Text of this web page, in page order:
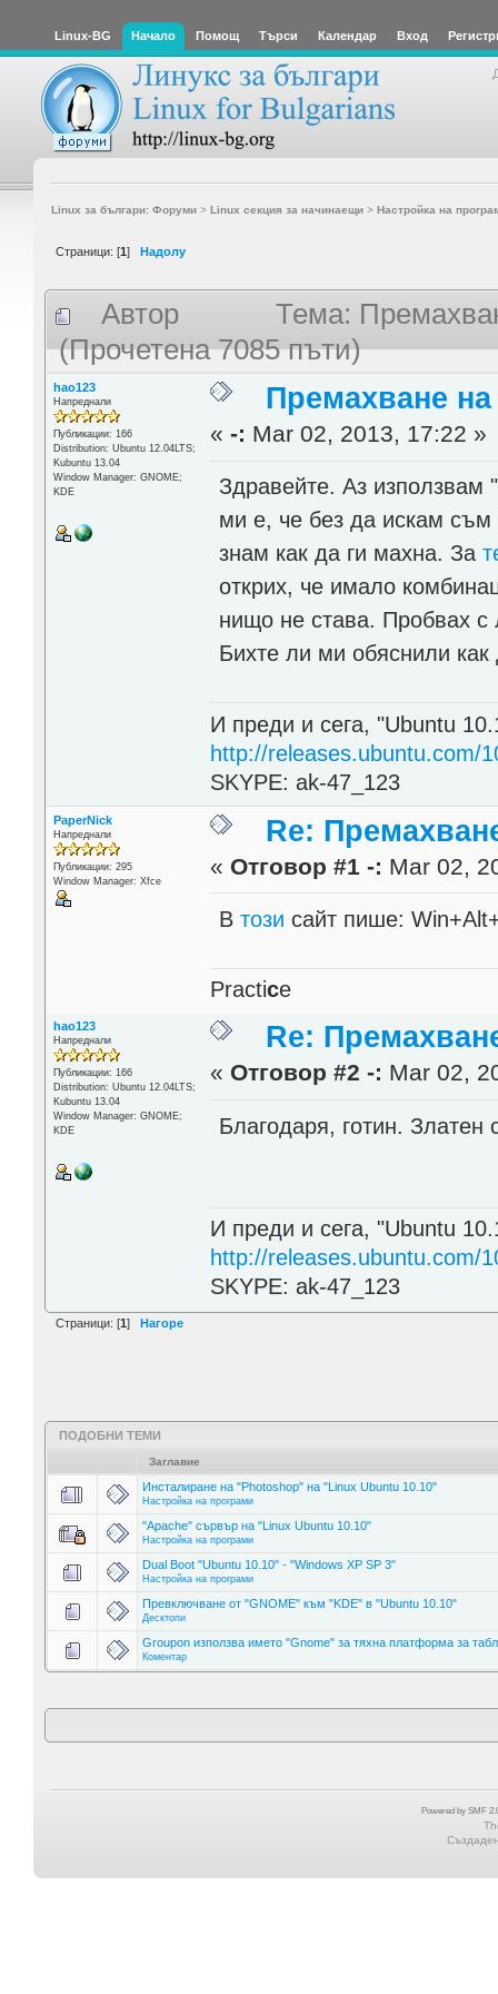
Linux-BG Начало Помощ Търси Календар Вход
Linux за българи: Форуми> Linux секция за начинаещи> Настройка на
Страници: [1] Надолу
Автор
Тема:
(Прочетена 7085 пъти)
hao123
Напреднали
Публикации: 166
Distribution: Ubuntu 12.04LTS;
Kubuntu 13.04
Window Manager: GNOME;
KDE
Премахване
«-: Mar 02, 2013, 17:22 »
Здравейте. Аз използвам
ми е, че без да искам съм
знам как да ги махна. За
открих, че имало
нищо не става. Пробвах с
Бихте ли ми обяснили
И преди и сега, "Ubuntu
http://releases.ubuntu.com/
SKYPE: ak-47_123
PaperNick
Напреднали
Публикации: 295
Window Manager: Xfce
Re:
« Отговор #1 -: Mar 02,
Втози сайт пише:
Practice
hao123
Напреднали
Публикации: 166
Distribution: Ubuntu 12.04LTS;
Kubuntu 13.04
Window Manager: GNOME;
KDE
Re:
« Отговор #2 -: Mar 02,
Благодаря, готин.
И преди и сега, "Ubuntu
http://releases.ubuntu.com/
SKYPE: ak-47_123
Страници: [1] Нагоре
ПОДОБНИ ТЕМИ
Заглавие
Инсталиране на "Photoshop" на "Linux Ubuntu 10.10"
Настройка на програми
"Apache" сървър на "Linux Ubuntu 10.10"
Настройка на програми
Dual Boot "Ubuntu 10.10" - "Windows XP SP 3"
Настройка на програми
Превключване от "GNOME" към "KDE" в "Ubuntu 10.10"
Десктопи
Groupon използва името "Gnome" за тяхна платформа за
Коментар
Powered by SMF